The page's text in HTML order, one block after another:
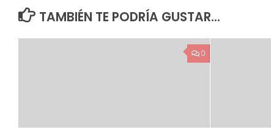
TAMBIÉN TE PODRÍA GUSTAR...
0